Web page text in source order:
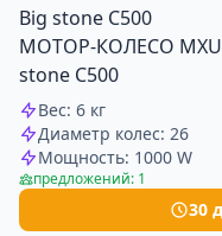
МОТОР-КОЛЕСО
stone С500
Вес: 6 кг
Диаметр колес: 26
Мощность: 1000 W
предложений: 1
30